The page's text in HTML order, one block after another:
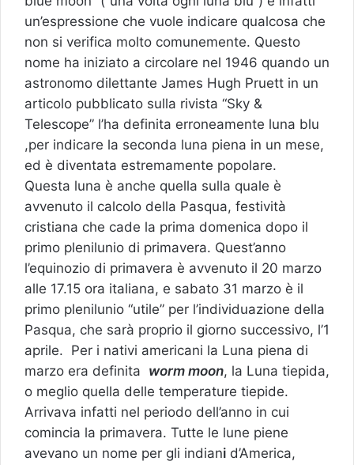
un’espressione che vuole indicare qualcosa che
non si verifica molto comunemente. Questo
nome ha iniziato a circolare nel 1946 quando un
astronomo dilettante James Hugh Pruett in un
articolo pubblicato sulla rivista “Sky &
Telescope” l’ha definita erroneamente luna blu
,per indicare la seconda luna piena in un mese,
ed è diventata estremamente popolare.
Questa luna è anche quella sulla quale è
avvenuto il calcolo della Pasqua, festività
cristiana che cade la prima domenica dopo il
primo plenilunio di primavera. Quest’anno
l’equinozio di primavera è avvenuto il 20 marzo
alle 17.15 ora italiana, e sabato 31 marzo è il
primo plenilunio “utile” per l’individuazione della
Pasqua, che sarà proprio il giorno successivo, l’1
aprile. Per i nativi americani la Luna piena di
marzo era definita worm moon, la Luna tiepida,
o meglio quella delle temperature tiepide.
Arrivava infatti nel periodo dell’anno in cui
comincia la primavera. Tutte le lune piene
avevano un nome per gli indiani d’America,